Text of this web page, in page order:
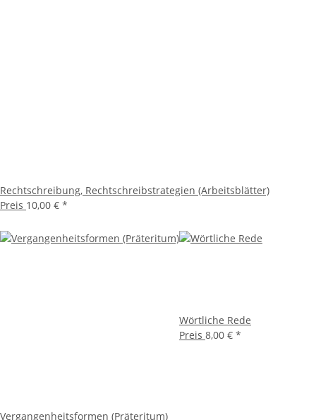
Rechtschreibung, Rechtschreibstrategien (Arbeitsblätter)
Preis 10,00 € *
Vergangenheitsformen (Präteritum)
Wörtliche Rede
Preis 8,00 € *